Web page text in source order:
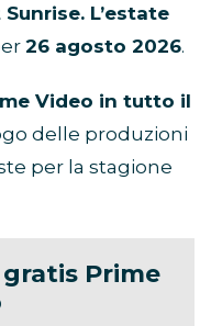
L’estate
26 agosto 2026.
Video in tutto il
delle produzioni
per la stagione
Prime